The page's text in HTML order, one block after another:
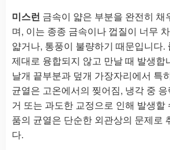
미스런 금속이 얇은 부분을 완전히 채
며, 이는 종종 금속이나 껍질이 너무
얇거나, 통풍이 불량하기 때문입니다.
제대로 융합되지 않고 만날 때 발생합
날개 끝부분과 덮개 가장자리에서 특
균열은 고온에서의 찢어짐, 냉각 중
거 또는 과도한 교정으로 인해 발생할
품의 균열은 단순한 외관상의 문제로
다.